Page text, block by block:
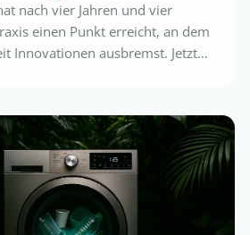
nach vier Jahren und vier
einen Punkt erreicht, an dem
Innovationen ausbremst. Jetzt
Polymergrenzwert zu
Europa jetzt einen klaren
braucht – und warum die
ihn nicht funktioniert Die
…